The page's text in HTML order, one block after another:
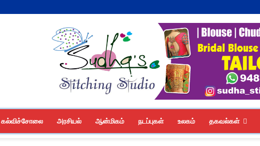
கல்விச்சோலை அரசியல் ஆன்மிகம் நடப்புகள் உலகம் தகவல்கள்